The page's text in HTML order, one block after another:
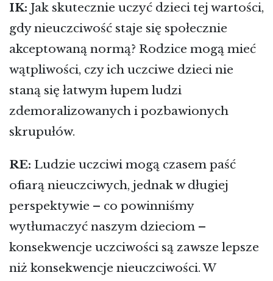
IK: Jak skutecznie uczyć dzieci tej wartości,
gdy nieuczciwość staje się społecznie
akceptowaną normą? Rodzice mogą mieć
wątpliwości, czy ich uczciwe dzieci nie
staną się łatwym łupem ludzi
zdemoralizowanych i pozbawionych
skrupułów.
RE: Ludzie uczciwi mogą czasem paść
ofiarą nieuczciwych, jednak w długiej
perspektywie – co powinniśmy
wytłumaczyć naszym dzieciom –
konsekwencje uczciwości są zawsze lepsze
niż konsekwencje nieuczciwości. W